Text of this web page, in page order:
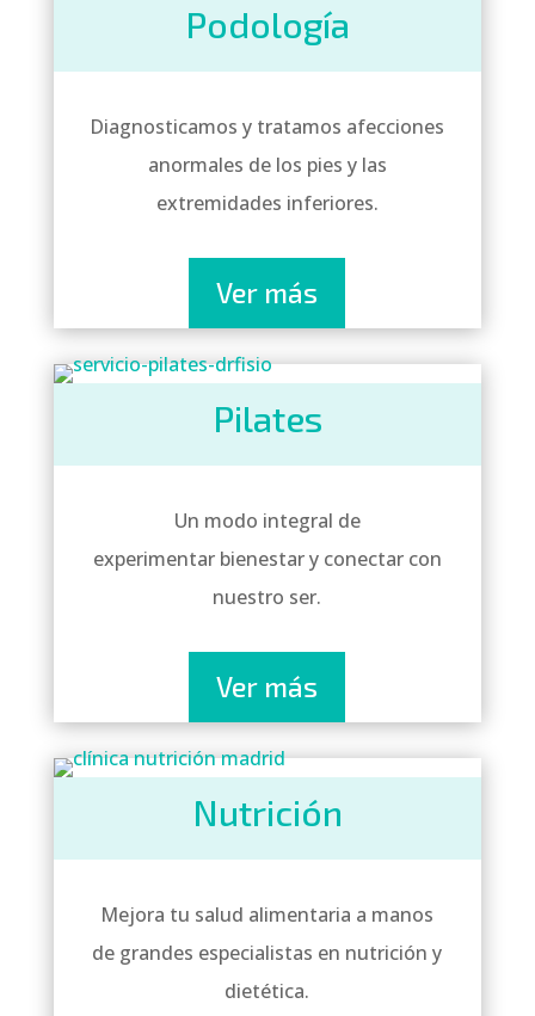
Podología
Diagnosticamos y tratamos afecciones
anormales de los pies y las
extremidades inferiores.
Ver más
Pilates
Un modo integral de
experimentar bienestar y conectar con
nuestro ser.
Ver más
Nutrición
Mejora tu salud alimentaria a manos
de grandes especialistas en nutrición y
dietética.